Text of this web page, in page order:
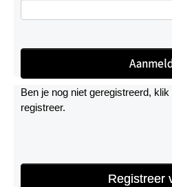
Ben je nog niet geregistreerd,
registreer.
Registreer